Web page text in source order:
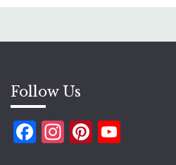
Follow Us
Facebook
Instagram
Pinterest